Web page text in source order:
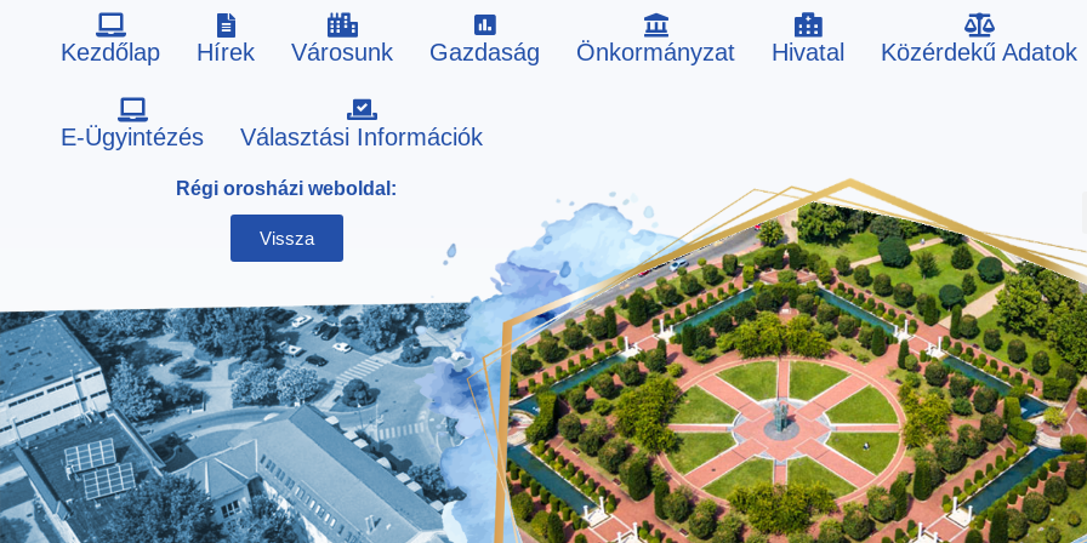
Kezdőlap Hírek Városunk Gazdaság Önkormányzat Hivatal Közérdekű Adatok
E-Ügyintézés Választási Információk
Régi orosházi weboldal:
Vissza